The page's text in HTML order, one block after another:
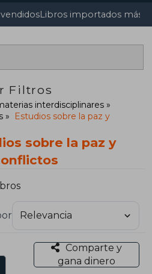
Libros importados más
Filtros
interdisciplinares
Estudios sobre la paz y
sobre la paz y
Comparte y
gana dinero